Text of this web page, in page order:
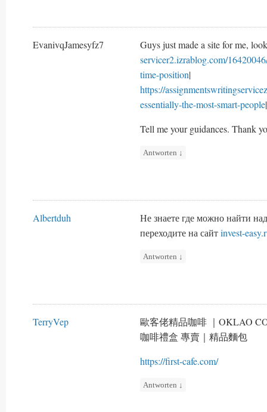
EvanivqJamesyfz7
Guys just made a site for me,
servicer2.izrablog.com/
time-position|
https://
essentially-the-most-smart-people|
Tell me your guidances. Thank
Antworten ↓
Albertduh
Не знаете где можно найти
переходите на сайтinvest-
Antworten ↓
TerryVep
歐客佬精品咖啡 ｜OKLAO
咖啡禮盒 專賣｜精品麵包
https://first-cafe.com/
Antworten ↓